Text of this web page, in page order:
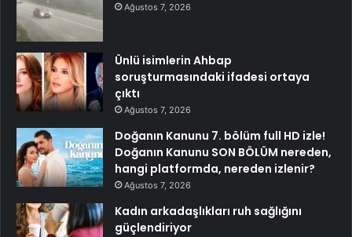
Ağustos 7, 2026
Ünlü isimlerin Ahbap
soruşturmasındaki ifadesi ortaya
çıktı
Ağustos 7, 2026
Doğanın Kanunu 7. bölüm full HD izle!
Doğanın Kanunu SON BÖLÜM nereden,
hangi platformda, nereden izlenir?
Ağustos 7, 2026
Kadın arkadaşlıkları ruh sağlığını
güçlendiriyor